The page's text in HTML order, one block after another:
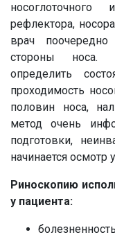
рефлектора,
врач
стороны носа.
определить
проходимость
половин носа,
метод очень
подготовки,
начинается осмотр
Риноскопию
у пациента: